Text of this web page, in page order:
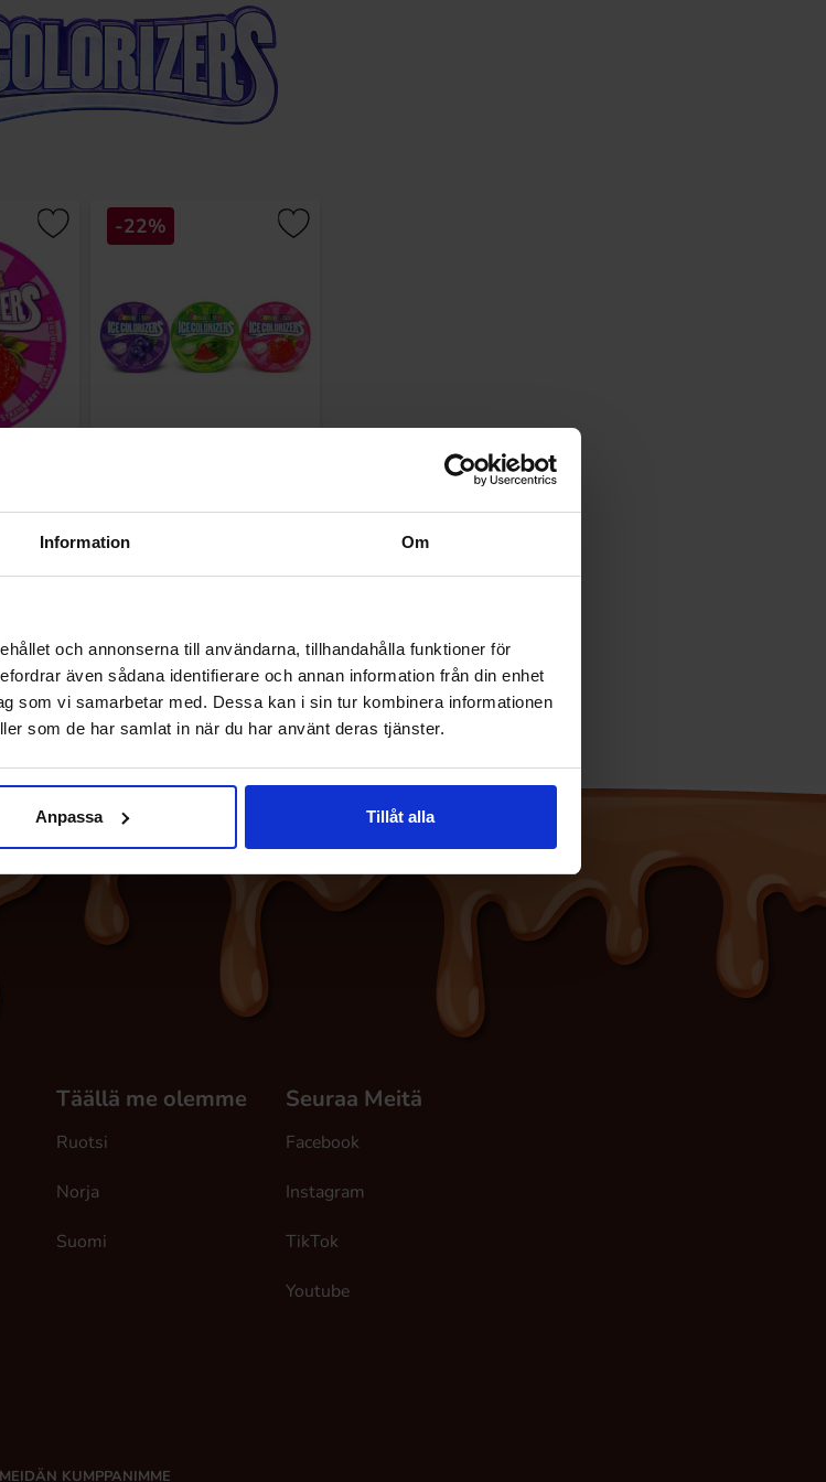
Information Om
och annonserna till användarna, tillhandahålla funktioner för
även sådana identifierare och annan information från din enhet
som vi samarbetar med. Dessa kan i sin tur kombinera informationen
som de har samlat in när du har använt deras tjänster.
Anpassa Tillåt alla
-22%
Täällä me olemme
Ruotsi
Norja
Suomi
Seuraa Meitä
Facebook
Instagram
TikTok
Youtube
MEIDÄN KUMPPANIMME